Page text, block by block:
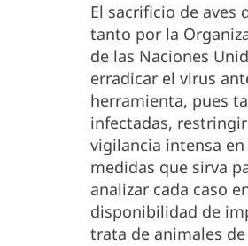
El sacrificio de aves
tanto por la
de las Naciones
erradicar el virus
herramienta, pues
infectadas,
vigilancia intensa
medidas que sirva
analizar cada caso
disponibilidad de
trata de animales